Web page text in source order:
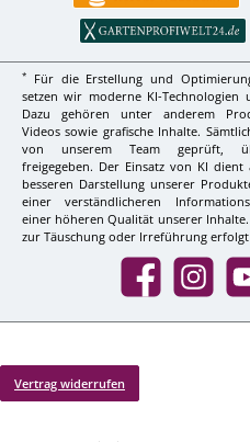
*
Für die Erstellung und
setzen wir moderne KI-Technologien
Dazu gehören unter anderem
Videos sowie grafische Inhalte.
von unserem Team geprüft,
freigegeben. Der Einsatz von KI dient
besseren Darstellung unserer
einer verständlicheren
einer höheren Qualität unserer
zur Täuschung oder Irreführung
Facebook Instagram
Vertrag widerrufen